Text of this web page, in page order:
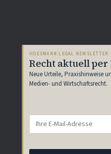
HOESMANN.LEGAL NEWSLETTER
Recht aktuell per
Neue Urteile, Praxishinweise
Medien- und Wirtschaftsrecht.